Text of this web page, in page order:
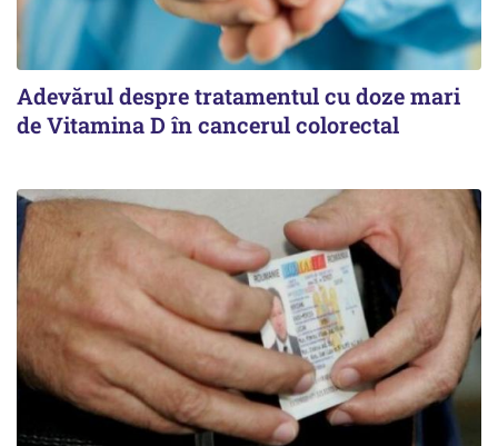
Adevărul despre tratamentul cu doze mari
de Vitamina D în cancerul colorectal